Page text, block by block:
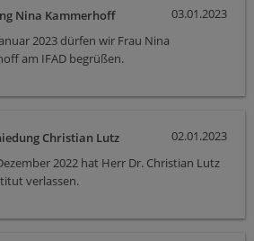
03.01.2023
Nina Kammerhoff
2023 dürfen wir Frau Nina
am IFAD begrüßen.
02.01.2023
Christian Lutz
2022 hat Herr Dr. Christian Lutz
verlassen.